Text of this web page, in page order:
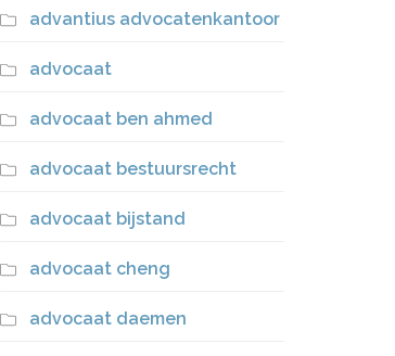
advantius advocatenkantoor
advocaat
advocaat ben ahmed
advocaat bestuursrecht
advocaat bijstand
advocaat cheng
advocaat daemen